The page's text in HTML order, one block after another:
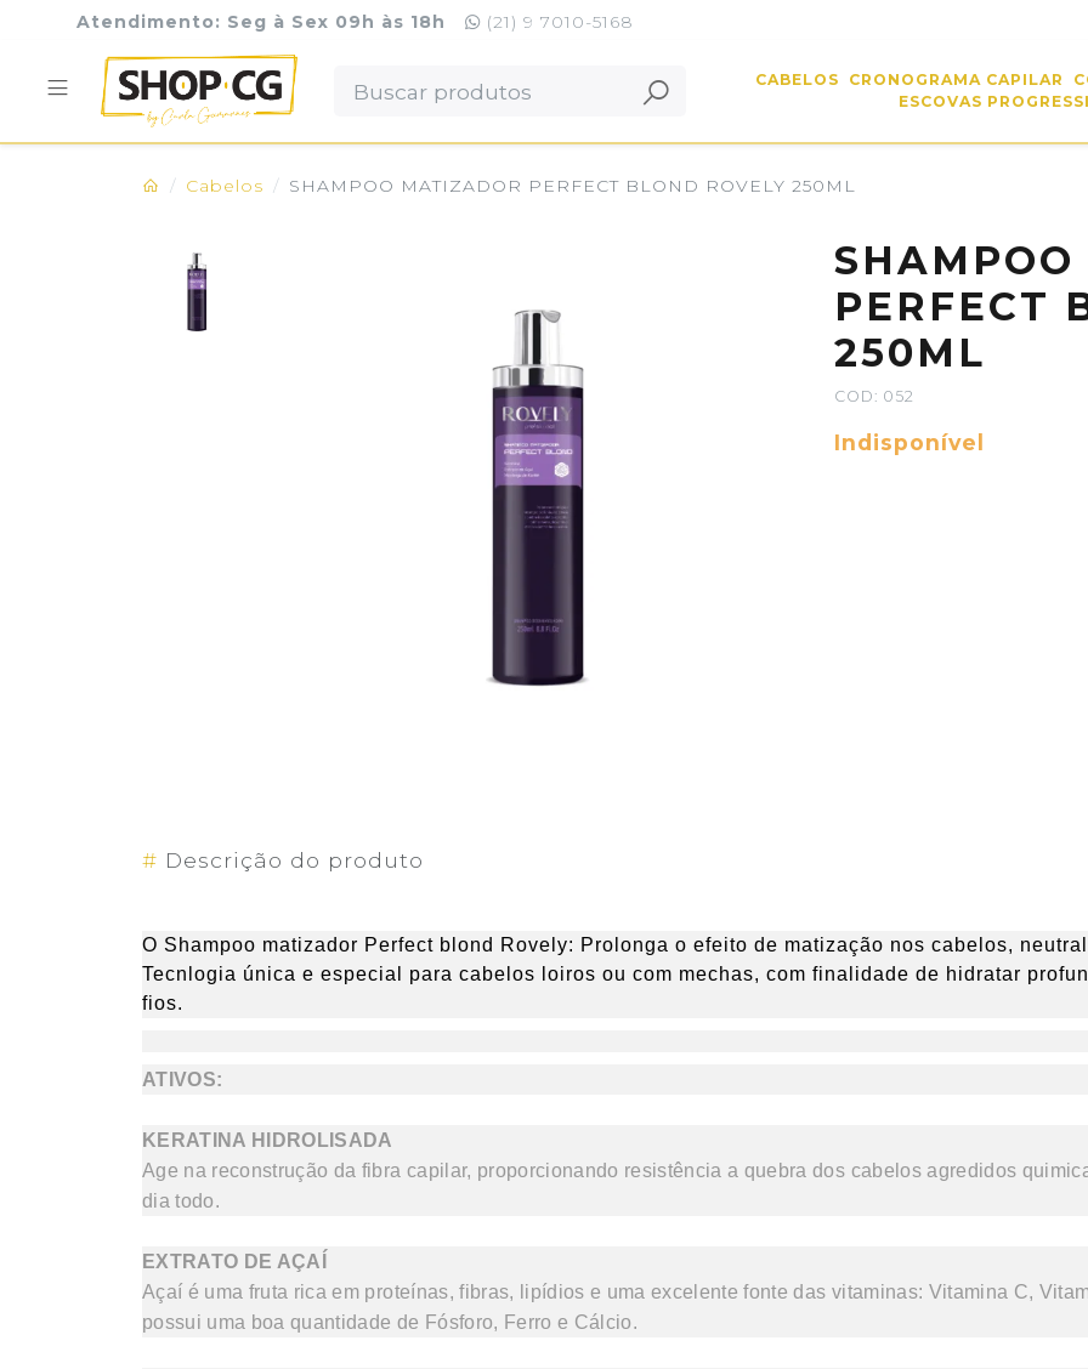
Atendimento: Seg à Sex 09h às 18h (21) 9 7010-5168
CABELOS CRONOGRAMA CAPILAR
ESCOVAS
Cabelos SHAMPOO MATIZADOR PERFECT BLOND ROVELY 250ML
PERFECT
250ML
COD: 052
Indisponível
# Descrição do produto
O Shampoo matizador Perfect blond Rovely: Prolonga o efeito de matização nos cabelos,
Tecnlogia única e especial para cabelos loiros ou com mechas, com finalidade de hidratar
fios.
ATIVOS:
KERATINA HIDROLISADA
Age na reconstrução da fibra capilar, proporcionando resistência a quebra dos cabelos agredidos
dia todo.
EXTRATO DE AÇAÍ
Açaí é uma fruta rica em proteínas, fibras, lipídios e uma excelente fonte das vitaminas: Vitamina C,
possui uma boa quantidade de Fósforo, Ferro e Cálcio.